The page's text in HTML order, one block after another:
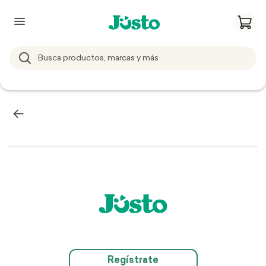
Regístrate